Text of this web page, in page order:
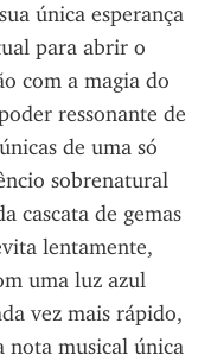
única esperança
para abrir o
com a magia do
ressonante de
de uma só
sobrenatural
cascata de gemas
lentamente,
uma luz azul
vez mais rápido,
nota musical única